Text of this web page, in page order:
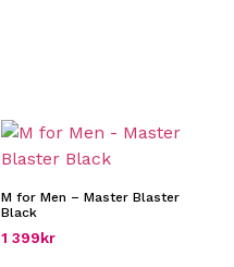
M for Men – Master Blaster
Black
1 399kr